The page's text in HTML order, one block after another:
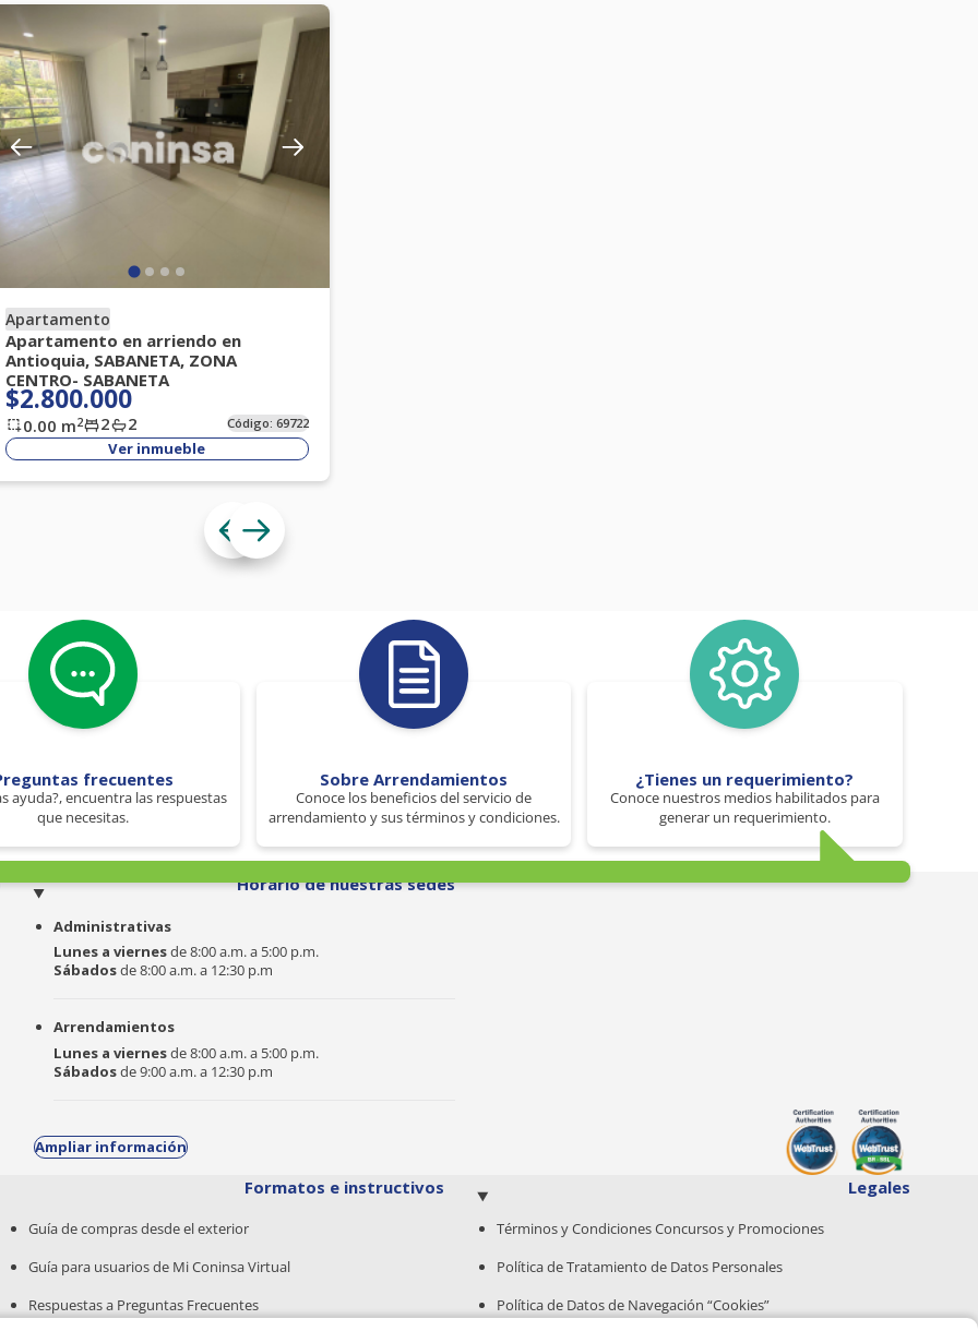
Apartamento
Apartamento en arriendo en
Antioquia, SABANETA, ZONA
CENTRO- SABANETA
$2.800.000
0.00 m2 2 2 Código:69722
Ver inmueble
frecuentes
ayuda?, encuentra las respuestas
que necesitas.
Sobre Arrendamientos
Conoce los beneficios del servicio de
arrendamiento y sus términos y condiciones.
¿Tienes un requerimiento?
Conoce nuestros medios habilitados para
generar un requerimiento.
Horario de nuestras sedes
Administrativas
Lunes a viernesde 8:00 a.m. a 5:00 p.m.
Sábadosde 8:00 a.m. a 12:30 p.m
Arrendamientos
Lunes a viernesde 8:00 a.m. a 5:00 p.m.
Sábadosde 9:00 a.m. a 12:30 p.m
Ampliar información
Formatos e instructivos
Guía de compras desde el exterior
Guía para usuarios de Mi Coninsa Virtual
Respuestas a Preguntas Frecuentes
Legales
Términos y Condiciones Concursos y Promociones
Política de Tratamiento de Datos Personales
Política de Datos de Navegación “Cookies”